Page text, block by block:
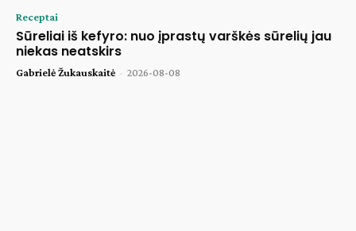
Receptai
Sūreliai iš kefyro: nuo įprastų varškės sūrelių jau
niekas neatskirs
Gabrielė Žukauskaitė - 2026-08-08